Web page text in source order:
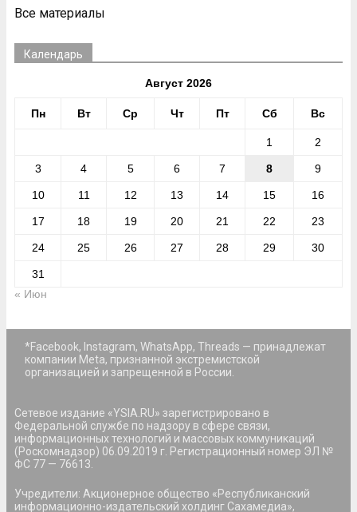
Все материалы
Календарь
Август 2026
Пн Вт Ср Чт Пт Сб Вс
1 2
3 4 5 6 7 8 9
10 11 12 13 14 15 16
17 18 19 20 21 22 23
24 25 26 27 28 29 30
31
« Июн
*Facebook, Instagram, WhatsApp, Threads — принадлежат
компании Meta, признанной экстремистской
организацией и запрещенной в России.
Сетевое издание «YSIA.RU» зарегистрировано в
Федеральной службе по надзору в сфере связи,
информационных технологий и массовых коммуникаций
(Роскомнадзор) 06.09.2019 г. Регистрационный номер ЭЛ №
ФС 77 — 76613.
Учредители: Акционерное общество «Республиканский
информационно-издательский холдинг Сахамедиа»,